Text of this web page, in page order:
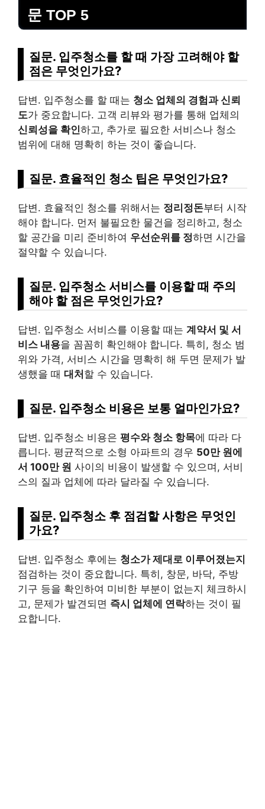
문 TOP 5
질문. 입주청소를 할 때 가장 고려해야 할
점은 무엇인가요?
답변. 입주청소를 할 때는 청소 업체의 경험과 신뢰
도가 중요합니다. 고객 리뷰와 평가를 통해 업체의
신뢰성을 확인하고, 추가로 필요한 서비스나 청소
범위에 대해 명확히 하는 것이 좋습니다.
질문. 효율적인 청소 팁은 무엇인가요?
답변. 효율적인 청소를 위해서는 정리정돈부터 시작
해야 합니다. 먼저 불필요한 물건을 정리하고, 청소
할 공간을 미리 준비하여 우선순위를 정하면 시간을
절약할 수 있습니다.
질문. 입주청소 서비스를 이용할 때 주의
해야 할 점은 무엇인가요?
답변. 입주청소 서비스를 이용할 때는 계약서 및 서
비스 내용을 꼼꼼히 확인해야 합니다. 특히, 청소 범
위와 가격, 서비스 시간을 명확히 해 두면 문제가 발
생했을 때 대처할 수 있습니다.
질문. 입주청소 비용은 보통 얼마인가요?
답변. 입주청소 비용은 평수와 청소 항목에 따라 다
릅니다. 평균적으로 소형 아파트 의 경우 50만 원에
서 100만 원 사이의 비용이 발생할 수 있으며, 서비
스의 질과 업체에 따라 달라질 수 있습니다.
질문. 입주청소 후 점검할 사항은 무엇인
가요?
답변. 입주청소 후에는 청소가 제대로 이루어졌는지
점검하는 것이 중요합니다. 특히, 창문, 바닥, 주방
기구 등을 확인하여 미비한 부분이 없는지 체크하시
고, 문제가 발견되면 즉시 업체에 연락하는 것이 필
요합니다.